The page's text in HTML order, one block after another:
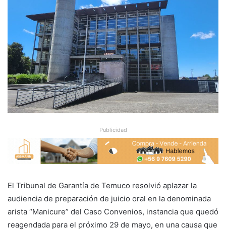
Publicidad
El Tribunal de Garantía de Temuco resolvió aplazar la
audiencia de preparación de juicio oral en la denominada
arista “Manicure” del Caso Convenios, instancia que quedó
reagendada para el próximo 29 de mayo, en una causa que